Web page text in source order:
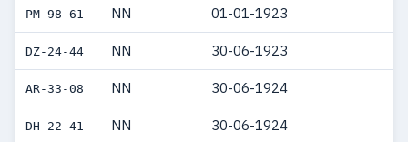
PM-98-61 NN 01-01-1923
DZ-24-44 NN 30-06-1923
AR-33-08 NN 30-06-1924
DH-22-41 NN 30-06-1924